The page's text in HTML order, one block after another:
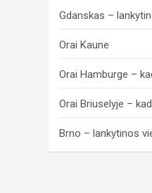
Gdanskas –
Orai Kaune
Orai Hamburge –
Orai Briuselyje –
Brno – lankytinos